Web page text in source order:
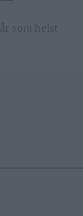
som helst